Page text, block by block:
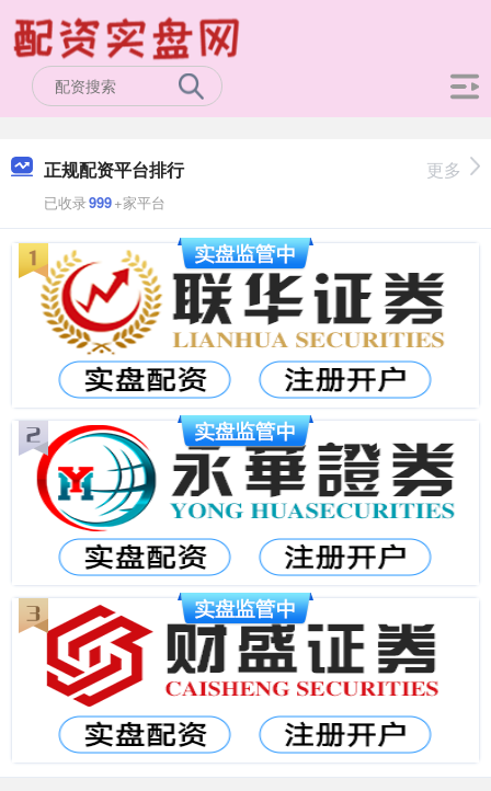
正规配资平台排行
已收录999+家平台
更多